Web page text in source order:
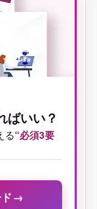
ばいい？
る“必須3要
→